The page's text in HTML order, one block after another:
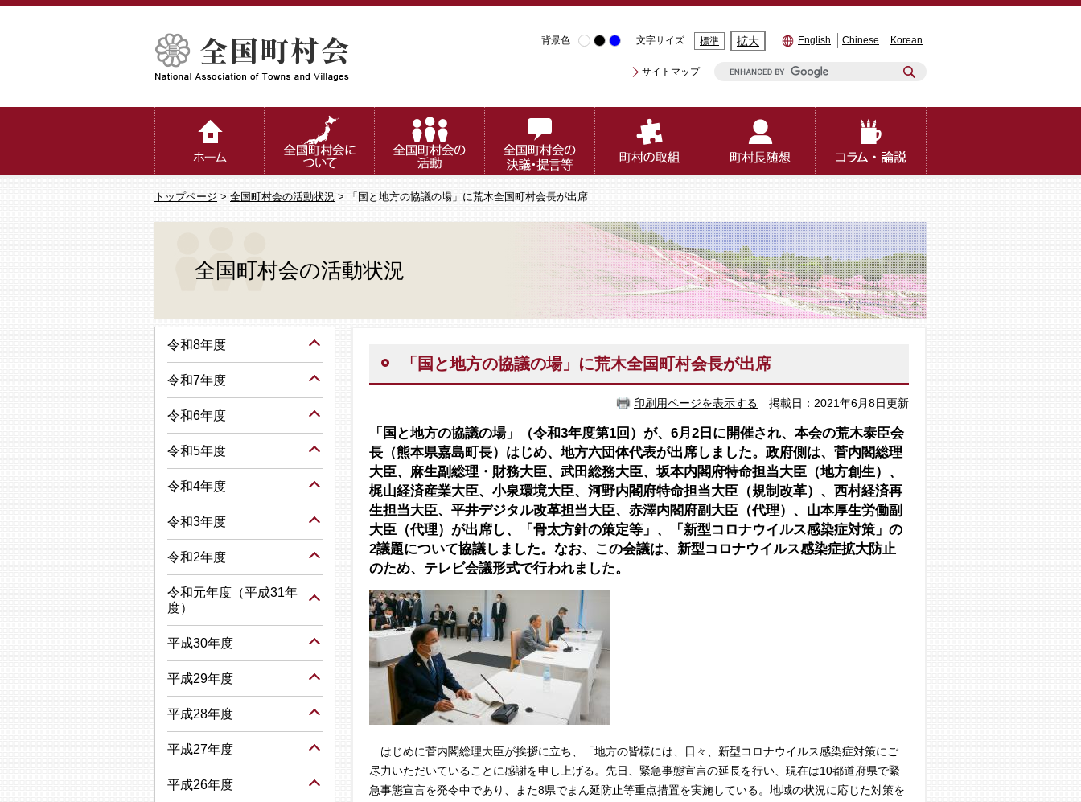
背景色 文字サイズ 標準 拡大 English Chinese Korean
サイトマップ
トップページ > 全国町村会の活動状況 > 「国と地方の協議の場」に荒木全国町村会長が出席
全国町村会の活動状況
「国と地方の協議の場」に荒木全国町村会長が出席
印刷用ページを表示する 掲載日：2021年6月8日更新
「国と地方の協議の場」（令和3年度第1回）が、6月2日に開催され、本会の荒木泰臣会
長（熊本県嘉島町長）はじめ、地方六団体代表が出席しました。政府側は、菅内閣総理
大臣、麻生副総理・財務大臣、武田総務大臣、坂本内閣府特命担当大臣（地方創生）、
梶山経済産業大臣、小泉環境大臣、河野内閣府特命担当大臣（規制改革）、西村経済再
生担当大臣、平井デジタル改革担当大臣、赤澤内閣府副大臣（代理）、山本厚生労働副
大臣（代理）が出席し、「骨太方針の策定等」、「新型コロナウイルス感染症対策」の
2議題について協議しました。なお、この会議は、新型コロナウイルス感染症拡大防止
のため、テレビ会議形式で行われました。
はじめに菅内閣総理大臣が挨拶に立ち、「地方の皆様には、日々、新型コロナウイルス感染症対策にご
尽力いただいていることに感謝を申し上げる。先日、緊急事態宣言の延長を行い、現在は10都道府県で緊
急事態宣言を発令中であり、また8県でまん延防止等重点措置を実施している。地域の状況に応じた対策を
令和8年度
令和7年度
令和6年度
令和5年度
令和4年度
令和3年度
令和2年度
令和元年度（平成31年
度）
平成30年度
平成29年度
平成28年度
平成27年度
平成26年度